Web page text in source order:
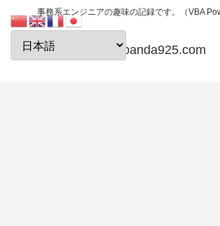
事務系エンジニアの趣味の記録です。（VBA
papanda925.com